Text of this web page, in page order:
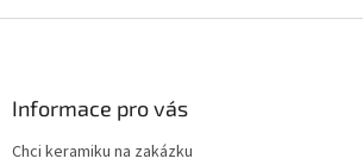
v
Informace pro vás
Chci keramiku na zakázku